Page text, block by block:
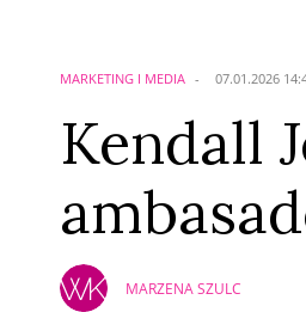
MARKETING I MEDIA 07.01.2026
Kendall
MARZENA SZULC